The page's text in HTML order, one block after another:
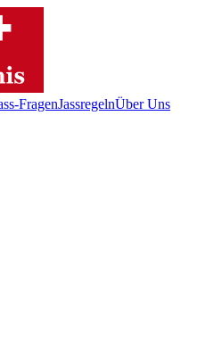
FragenJassregelnÜber Uns